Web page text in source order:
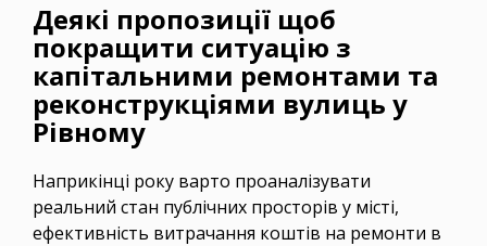
Деякі пропозиції щоб
покращити ситуацію з
капітальними ремонтами та
реконструкціями вулиць у
Рівному
Наприкінці року варто проаналізувати
реальний стан публічних просторів у місті,
ефективність витрачання коштів на ремонти в